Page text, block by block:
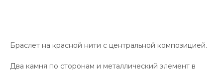
Браслет на красной нити с центральной композицией.
Два камня по сторонам и металлический элемент в